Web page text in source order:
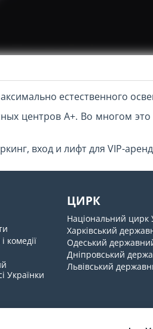
естественного
центров А+. Во многом
вход и лифт для VIP-
комедії
Українки
ЦИРК
Національний цирк
Харківський
Одеський
Дніпровський
Львівський